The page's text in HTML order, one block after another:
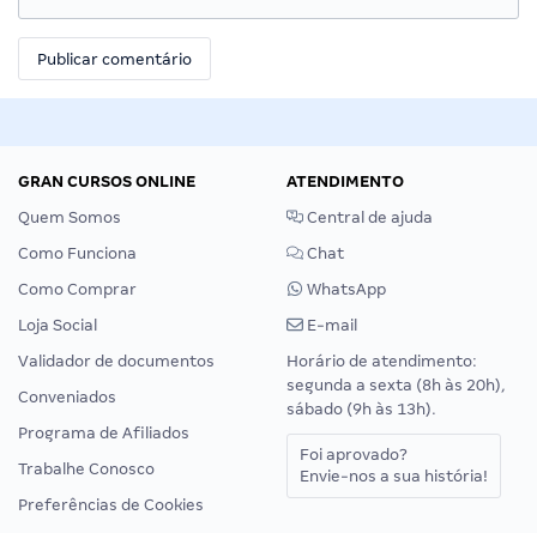
GRAN CURSOS ONLINE
Quem Somos
Como Funciona
Como Comprar
Loja Social
Validador de documentos
Conveniados
Programa de Afiliados
Trabalhe Conosco
Preferências de Cookies
ATENDIMENTO
Central de ajuda
Chat
WhatsApp
E-mail
Horário de atendimento:
segunda a sexta (8h às 20h),
sábado (9h às 13h).
Foi aprovado?
Envie-nos a sua história!